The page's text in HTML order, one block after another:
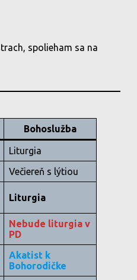
spolieham sa na
Bohoslužba
Liturgia
Večiereň s lýtiou
Liturgia
Nebude liturgia v
PD
Akatist k
Bohorodičke